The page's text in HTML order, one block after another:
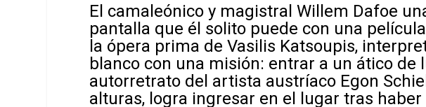
El camaleónico y magistral Willem Dafoe
pantalla que él solito puede con una
la ópera prima de Vasilis Katsoupis,
blanco con una misión: entrar a un ático de
autorretrato del artista austríaco Egon
alturas, logra ingresar en el lugar tras